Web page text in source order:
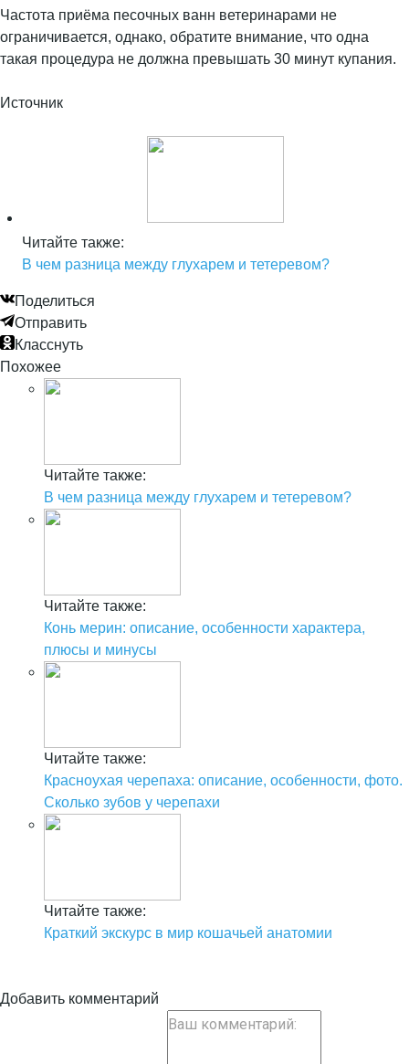
Частота приёма песочных ванн ветеринарами не
ограничивается, однако, обратите внимание, что одна
такая процедура не должна превышать 30 минут купания.
Источник
Читайте также:
В чем разница между глухарем и тетеревом?
Поделиться
Отправить
Класснуть
Похожее
Читайте также:
В чем разница между глухарем и тетеревом?
Читайте также:
Конь мерин: описание, особенности характера,
плюсы и минусы
Читайте также:
Красноухая черепаха: описание, особенности, фото.
Сколько зубов у черепахи
Читайте также:
Краткий экскурс в мир кошачьей анатомии
Добавить комментарий